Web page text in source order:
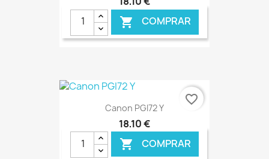
 COMPRAR
€ ONLINE
Canon PGI72 Y
18,10 €
 COMPRAR
favorite_border